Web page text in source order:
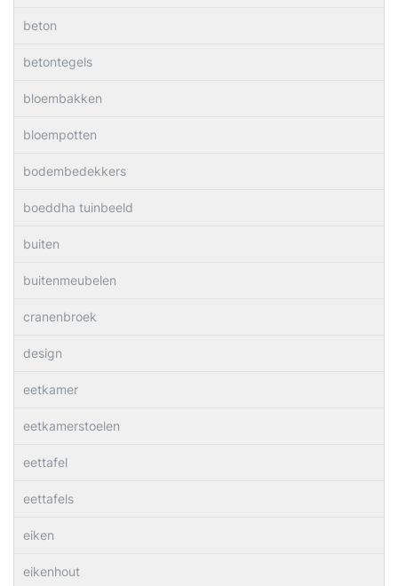
beton
betontegels
bloembakken
bloempotten
bodembedekkers
boeddha tuinbeeld
buiten
buitenmeubelen
cranenbroek
design
eetkamer
eetkamerstoelen
eettafel
eettafels
eiken
eikenhout